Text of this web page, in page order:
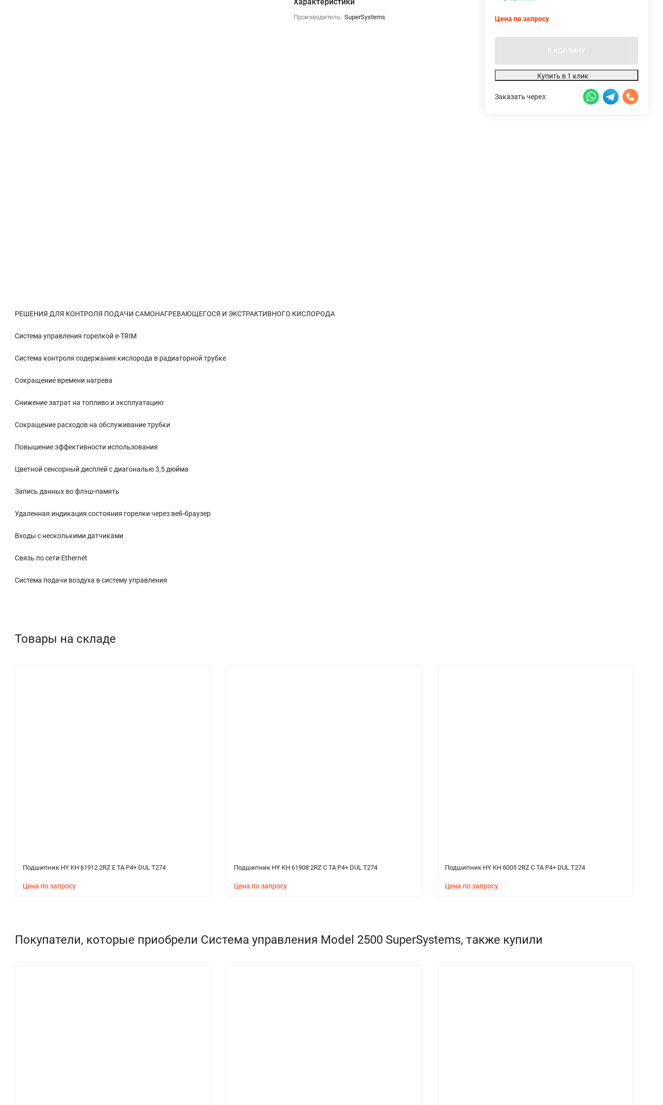
Производитель: SuperSystems Цена по запросу
В КОРЗИНУ
Купить в 1 клик
Заказать через:
РЕШЕНИЯ ДЛЯ КОНТРОЛЯ ПОДАЧИ САМОНАГРЕВАЮЩЕГОСЯ И ЭКСТРАКТИВНОГО КИСЛОРОДА
Система управления горелкой e-TRIM
Система контроля содержания кислорода в радиаторной трубке
Сокращение времени нагрева
Снижение затрат на топливо и эксплуатацию
Сокращение расходов на обслуживание трубки
Повышение эффективности использования
Цветной сенсорный дисплей с диагональю 3,5 дюйма
Запись данных во флэш-память
Удаленная индикация состояния горелки через веб-браузер
Входы с несколькими датчиками
Связь по сети Ethernet
Система подачи воздуха в систему управления
Товары на складе
Подшипник HY KH 61912 2RZ E TA P4+ DUL T274
Цена по запросу
Подшипник HY KH 61908 2RZ C TA P4+ DUL T274
Цена по запросу
Подшипник HY KH 6005 2RZ C TA P4+ DUL T274
Цена по запросу
Покупатели, которые приобрели Система управления Model 2500 SuperSystems, также купили